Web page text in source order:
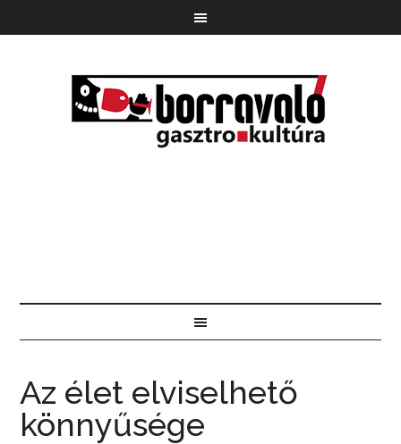
Az élet elviselhető
könnyűsége